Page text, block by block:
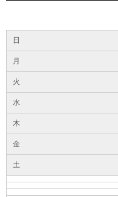
日
月
火
水
木
金
土